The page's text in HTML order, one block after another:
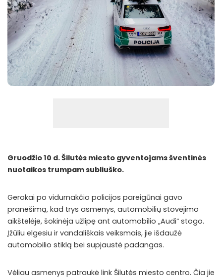
Gruodžio 10 d. Šilutės miesto gyventojams šventinės
nuotaikos trumpam subliuško.
Gerokai po vidurnakčio policijos pareigūnai gavo
pranešimą, kad trys asmenys, automobilių stovėjimo
aikštelėje, šokinėja užlipę ant automobilio „Audi“ stogo.
Įžūliu elgesiu ir vandališkais veiksmais, jie išdaužė
automobilio stiklą bei supjaustė padangas.
Vėliau asmenys patraukė link Šilutės miesto centro. Čia jie